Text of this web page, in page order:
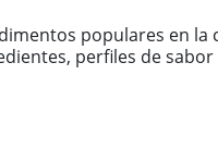
populares en
perfiles de